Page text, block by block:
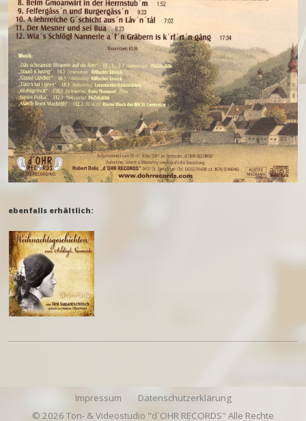
ebenfalls erhältlich:
Impressum
Datenschutzerklärung
© 2026 Ton- & Videostudio "d`OHR RECORDS" Alle Rechte